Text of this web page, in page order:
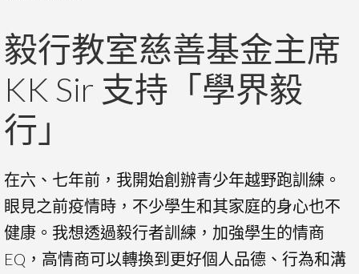
毅行教室慈善基金主席
KK Sir 支持「學界毅
行」
在六、七年前，我開始創辦青少年越野跑訓練。
眼見之前疫情時，不少學生和其家庭的身心也不
健康。我想透過毅行者訓練，加強學生的情商
EQ，高情商可以轉換到更好個人品德、行為和溝